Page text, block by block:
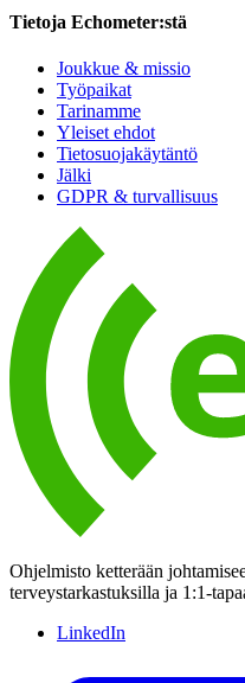
Tietoja Echometer:stä
Joukkue & missio
Työpaikat
Tarinamme
Yleiset ehdot
Tietosuojakäytäntö
Jälki
GDPR & turvallisuus
Ohjelmisto ketterään
terveystarkastuksilla ja 1:1-
LinkedIn